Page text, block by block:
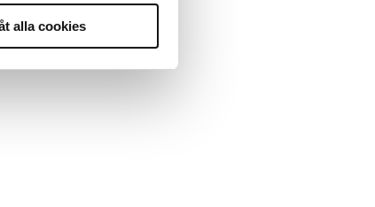
alla cookies